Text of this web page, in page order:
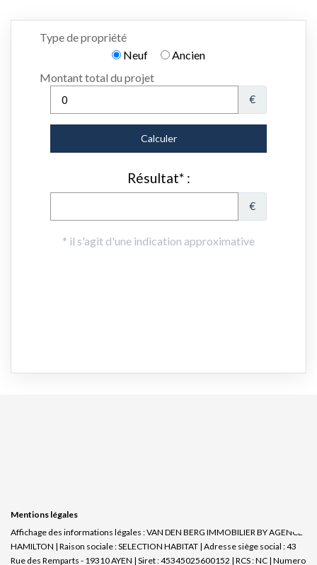
Mentions légales
Affichage des informations légales : VAN DEN BERG IMMOBILIER BY AGENCE
HAMILTON | Raison sociale : SELECTION HABITAT | Adresse siège social : 43
Rue des Remparts - 19310 AYEN | Siret : 45345025600152 | RCS : NC | Numero